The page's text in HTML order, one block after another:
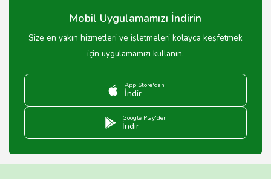
Mobil Uygulamamızı İndirin
Size en yakın hizmetleri ve işletmeleri kolayca keşfetmek
için uygulamamızı kullanın.
App Store'dan
İndir
Google Play'den
İndir